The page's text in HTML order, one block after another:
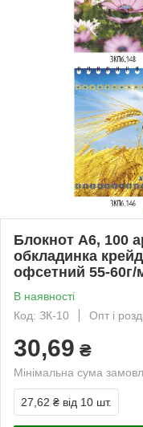
Блокнот А6, 100
обкладинка
офсетний 55-60г/
В наявності
Код: ЗК-10
Опт і
30,69 ₴
Мінімальна сума
27,62 ₴ від 10 шт.